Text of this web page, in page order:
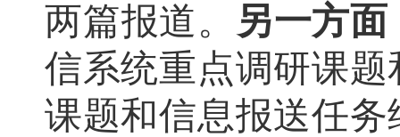
两篇报道。
另一方面
信系统重点调研课
课题和信息报送任